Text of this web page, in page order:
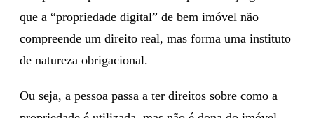
que a “propriedade digital” de bem imóvel não
compreende um direito real, mas forma uma instituto
de natureza obrigacional.
Ou seja, a pessoa passa a ter direitos sobre como a